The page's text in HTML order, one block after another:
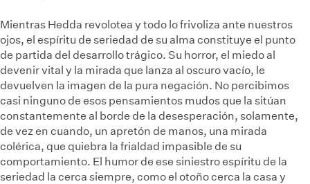
Mientras Hedda revolotea y todo lo frivoliza ante nuestros
ojos, el espíritu de seriedad de su alma constituye el punto
de partida del desarrollo trágico. Su horror, el miedo al
devenir vital y la mirada que lanza al oscuro vacío, le
devuelven la imagen de la pura negación. No percibimos
casi ninguno de esos pensamientos mudos que la sitúan
constantemente al borde de la desesperación, solamente,
de vez en cuando, un apretón de manos, una mirada
colérica, que quiebra la frialdad impasible de su
comportamiento. El humor de ese siniestro espíritu de la
seriedad la cerca siempre, como el otoño cerca la casa y